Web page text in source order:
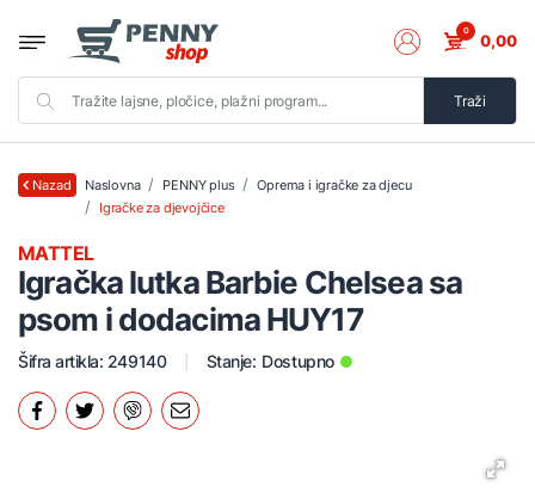
Traži
0 0,00
Nazad Naslovna PENNY plus
Oprema i igračke za djecu
Igračke za djevojčice
Igračka lutka Barbie Chelsea sa
psom i dodacima HUY17
MATTEL
Šifra artikla: 249140 Stanje: Dostupno